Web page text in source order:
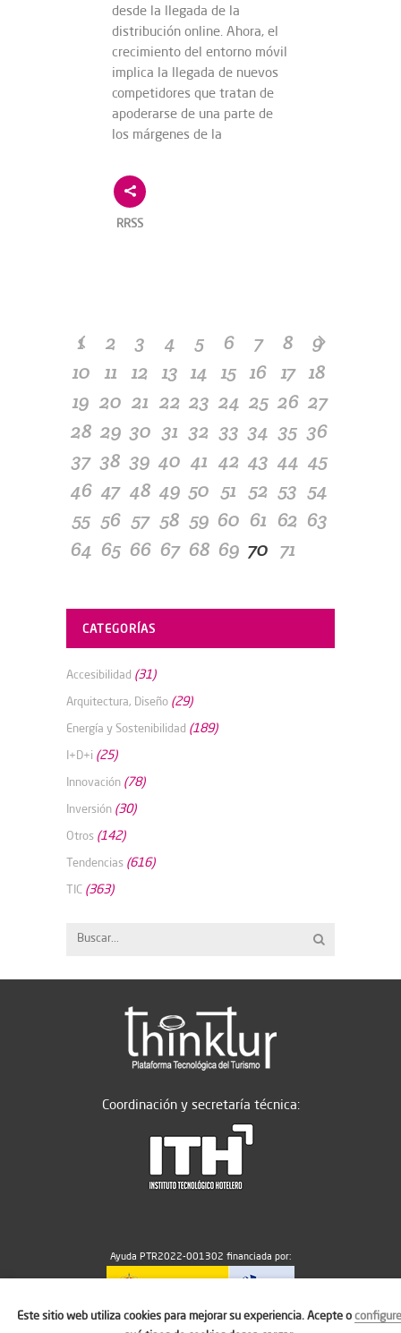
desde la llegada de la
distribución online. Ahora, el
crecimiento del entorno móvil
implica la llegada de nuevos
competidores que tratan de
apoderarse de una parte de
los márgenes de la
RRSS
1 2 3 4 5 6 7 8
9
10 11 12 13 14 15 16 17 18
19 20 21 22 23 24 25 26 27
28 29 30 31 32 33 34 35 36
37 38 39 40 41 42 43 44 45
46 47 48 49 50 51 52 53 54
55 56 57 58 59 60 61 62 63
64 65 66 67 68 69 70 71
CATEGORÍAS
Accesibilidad (31)
Arquitectura, Diseño (29)
Energía y Sostenibilidad (189)
I+D+i (25)
Innovación (78)
Inversión (30)
Otros (142)
Tendencias (616)
TIC (363)
Coordinación y secretaría técnica:
Ayuda PTR2022-001302 financiada por:
MICIU/AEI/10.13039/501100011033
Este sitio web utiliza cookies para mejorar su experiencia. Acepte oconfigure